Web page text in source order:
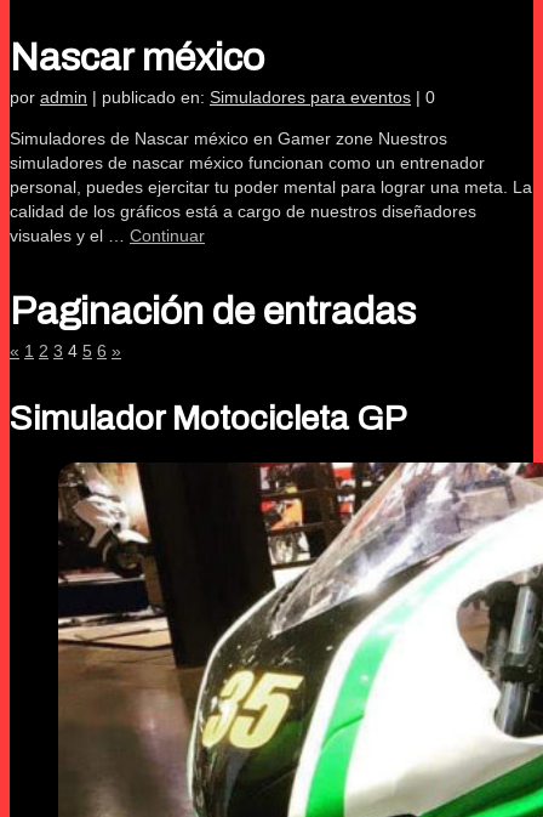
Nascar méxico
por admin | publicado en: Simuladores para eventos | 0
Simuladores de Nascar méxico en Gamer zone Nuestros
simuladores de nascar méxico funcionan como un entrenador
personal, puedes ejercitar tu poder mental para lograr una meta. La
calidad de los gráficos está a cargo de nuestros diseñadores
visuales y el … Continuar
Paginación de entradas
« 1 2 3 4 5 6 »
Simulador Motocicleta GP